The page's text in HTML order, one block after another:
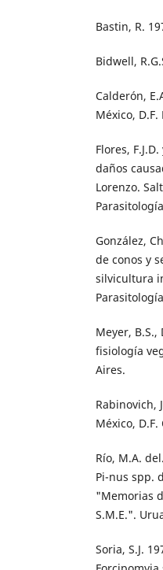
Bastin, R.
Bidwell,
Calderón,
México,
Flores,
daños
Lorenzo.
González,
de conos y
silvicultura
Meyer,
fisiología
Aires.
Rabinovich,
México, D.F.
Río, M.A.
Pi-nus spp.
"Memorias
S.M.E.".
Soria, S.J.